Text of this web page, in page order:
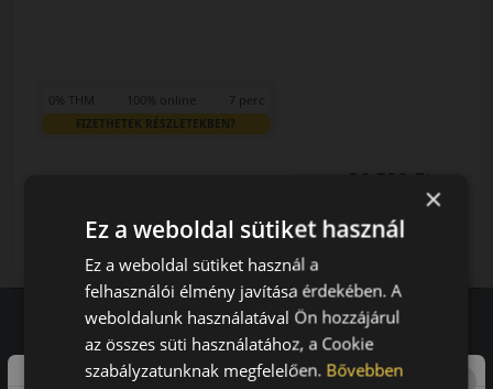
0% THM 100% online 7 perc
FIZETHETEK RÉSZLETEKBEN?
26 590 Ft
LENDÜLET
db KOSÁRBA
Vásárlói vélemények
×
Ez a weboldal sütiket használ
Ez a weboldal sütiket használ a
felhasználói élmény javítása érdekében. A
weboldalunk használatával Ön hozzájárul
az összes süti használatához, a Cookie
szabályzatunknak megfelelően. Bővebben